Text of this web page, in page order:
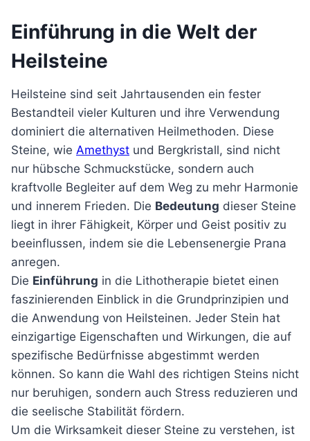
Einführung in die Welt der
Heilsteine
Heilsteine sind seit Jahrtausenden ein fester
Bestandteil vieler Kulturen und ihre Verwendung
dominiert die alternativen Heilmethoden. Diese
Steine, wie Amethyst und Bergkristall, sind nicht
nur hübsche Schmuckstücke, sondern auch
kraftvolle Begleiter auf dem Weg zu mehr Harmonie
und innerem Frieden. Die Bedeutung dieser Steine
liegt in ihrer Fähigkeit, Körper und Geist positiv zu
beeinflussen, indem sie die Lebensenergie Prana
anregen.
Die Einführung in die Lithotherapie bietet einen
faszinierenden Einblick in die Grundprinzipien und
die Anwendung von Heilsteinen. Jeder Stein hat
einzigartige Eigenschaften und Wirkungen, die auf
spezifische Bedürfnisse abgestimmt werden
können. So kann die Wahl des richtigen Steins nicht
nur beruhigen, sondern auch Stress reduzieren und
die seelische Stabilität fördern.
Um die Wirksamkeit dieser Steine zu verstehen, ist